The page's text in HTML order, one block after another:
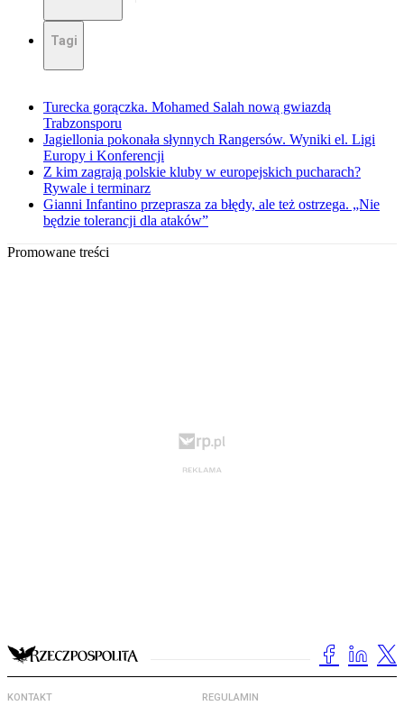
Tagi
Turecka gorączka. Mohamed Salah nową gwiazdą
Trabzonsporu
Jagiellonia pokonała słynnych Rangersów. Wyniki el. Ligi
Europy i Konferencji
Z kim zagrają polskie kluby w europejskich pucharach?
Rywale i terminarz
Gianni Infantino przeprasza za błędy, ale też ostrzega. „Nie
będzie tolerancji dla ataków”
Promowane treści
KONTAKT REGULAMIN